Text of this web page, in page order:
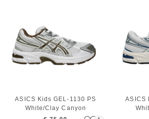
ASICS Kids GEL-1130 PS
White/Clay Canyon
ASICS